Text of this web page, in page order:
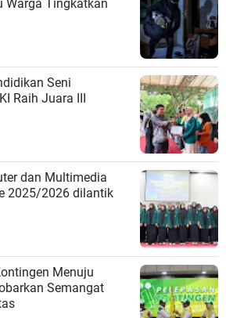
Warga Tingkatkan
Seni
Raih Juara III
dan Multimedia
2025/2026 dilantik
Menuju
Semangat